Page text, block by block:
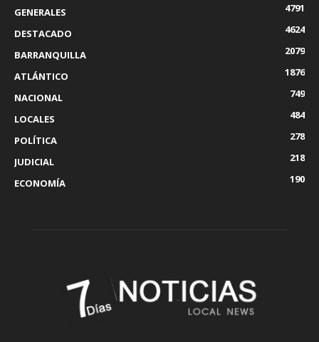
GENERALES
4791
DESTACADO
4624
BARRANQUILLA
2079
ATLÁNTICO
1876
NACIONAL
749
LOCALES
484
POLÍTICA
278
JUDICIAL
218
ECONOMÍA
190